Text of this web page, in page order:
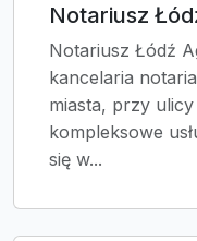
Notariusz
Notariusz Łódź
kancelaria
miasta, przy
kompleksowe
się w...